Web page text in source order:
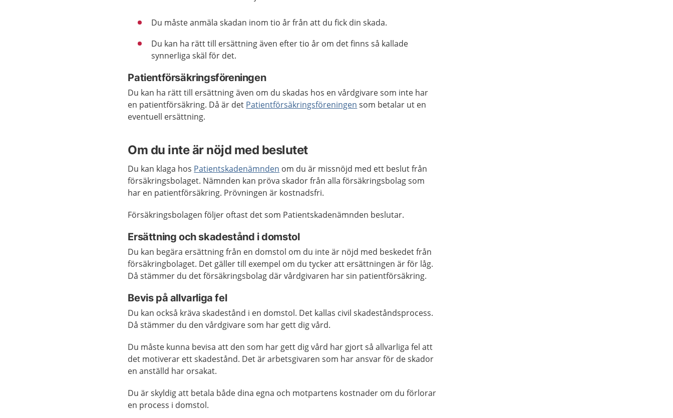
Du måste anmäla skadan inom tio år från att du fick din skada.
Du kan ha rätt till ersättning även efter tio år om det finns så kallade
synnerliga skäl för det.
Patientförsäkringsföreningen
Du kan ha rätt till ersättning även om du skadas hos en vårdgivare som inte har
en patientförsäkring. Då är det Patientförsäkringsföreningen som betalar ut en
eventuell ersättning.
Om du inte är nöjd med beslutet
Du kan klaga hos Patientskadenämnden om du är missnöjd med ett beslut från
försäkringsbolaget. Nämnden kan pröva skador från alla försäkringsbolag som
har en patientförsäkring. Prövningen är kostnadsfri.
Försäkringsbolagen följer oftast det som Patientskadenämnden beslutar.
Ersättning och skadestånd i domstol
Du kan begära ersättning från en domstol om du inte är nöjd med beskedet från
försäkringbolaget. Det gäller till exempel om du tycker att ersättningen är för låg.
Då stämmer du det försäkringsbolag där vårdgivaren har sin patientförsäkring.
Bevis på allvarliga fel
Du kan också kräva skadestånd i en domstol. Det kallas civil skadeståndsprocess.
Då stämmer du den vårdgivare som har gett dig vård.
Du måste kunna bevisa att den som har gett dig vård har gjort så allvarliga fel att
det motiverar ett skadestånd. Det är arbetsgivaren som har ansvar för de skador
en anställd har orsakat.
Du är skyldig att betala både dina egna och motpartens kostnader om du förlorar
en process i domstol.